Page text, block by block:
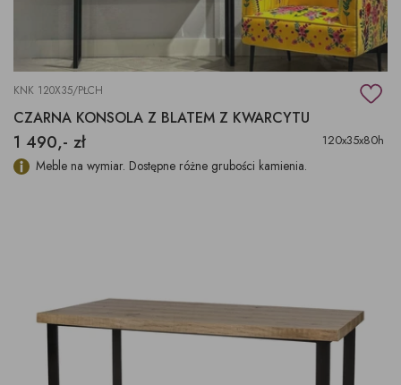
KNK 120X35/PŁCH
CZARNA KONSOLA Z BLATEM Z KWARCYTU
1 490,- zł 120x35x80h
Meble na wymiar. Dostępne różne grubości kamienia.